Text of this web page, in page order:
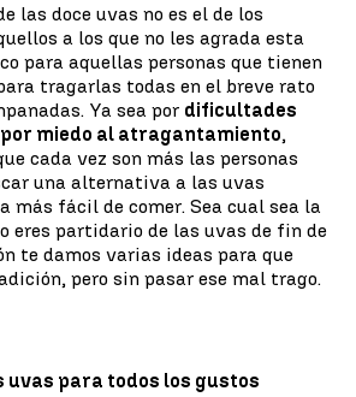
las doce uvas no es el de los
a los que no les agrada esta
para aquellas personas que tienen
tragarlas todas en el breve rato
Ya sea por dificultades
miedo al atragantamiento,
cada vez son más las personas
una alternativa a las uvas
más fácil de comer. Sea cual sea la
eres partidario de las uvas de fin de
te damos varias ideas para que
pero sin pasar ese mal trago.
uvas para todos los gustos